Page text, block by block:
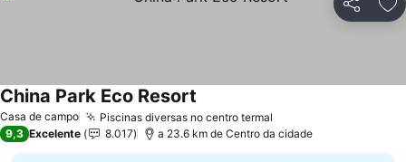
Partilhar
Casa de campo Piscinas diversas no centro termal
China Park Eco Resort
9,3 Excelente 8.017 a 23.6 km de Centro da cidade